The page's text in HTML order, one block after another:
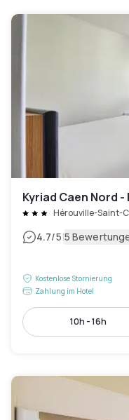
Kyriad Caen Nord
Hérouville-Saint-
4.7/5|5
Kostenlose Stornierung
Zahlung im Hotel
10h - 16h